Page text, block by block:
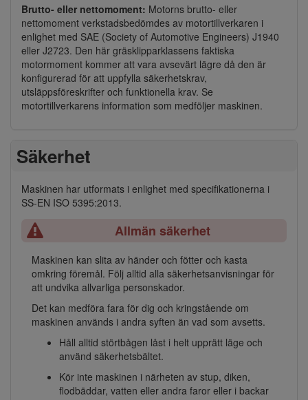
Brutto- eller nettomoment: Motorns brutto- eller
nettomoment verkstadsbedömdes av motortillverkaren i
enlighet med SAE (Society of Automotive Engineers) J1940
eller J2723. Den här gräsklipparklassens faktiska
motormoment kommer att vara avsevärt lägre då den är
konfigurerad för att uppfylla säkerhetskrav,
utsläppsföreskrifter och funktionella krav. Se
motortillverkarens information som medföljer maskinen.
Säkerhet
Maskinen har utformats i enlighet med specifikationerna i
SS-EN ISO 5395:2013.
Allmän säkerhet
Maskinen kan slita av händer och fötter och kasta
omkring föremål. Följ alltid alla säkerhetsanvisningar för
att undvika allvarliga personskador.
Det kan medföra fara för dig och kringstående om
maskinen används i andra syften än vad som avsetts.
Håll alltid störtbågen låst i helt upprätt läge och
använd säkerhetsbältet.
Kör inte maskinen i närheten av stup, diken,
flodbäddar, vatten eller andra faror eller i backar